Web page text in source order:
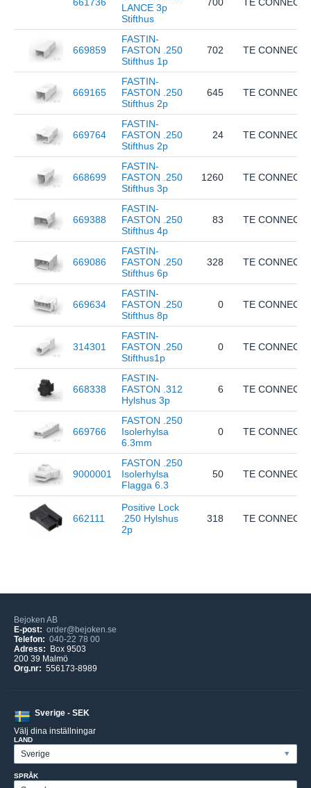
661736
LANCE 3p
Stifthus
700 TE
669859
FASTIN-
FASTON .250
Stifthus 1p
702 TE
669165
FASTIN-
FASTON .250
Stifthus 2p
645 TE
669764
FASTIN-
FASTON .250
Stifthus 2p
24 TE
668699
FASTIN-
FASTON .250
Stifthus 3p
1260 TE
669388
FASTIN-
FASTON .250
Stifthus 4p
83 TE
669086
FASTIN-
FASTON .250
Stifthus 6p
328 TE
669634
FASTIN-
FASTON .250
Stifthus 8p
0 TE
314301
FASTIN-
FASTON .250
Stifthus1p
0 TE
668338
FASTIN-
FASTON .312
Hylshus 3p
6 TE
669766
FASTON .250
Isolerhylsa
6.3mm
0 TE
9000001
FASTON .250
Isolerhylsa
Flagga 6.3
50 TE
662111
Positive Lock
.250 Hylshus
2p
318 TE
Bejoken AB
E-post: order@bejoken.se
Telefon: 040-22 78 00
Adress: Box 9503
200 39 Malmö
Org.nr: 556173-8989
Sverige - SEK
Välj dina inställningar
LAND
SPRÅK